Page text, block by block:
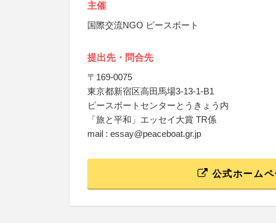
主催
国際交流NGO ピースボート
提出先・問合先
〒169-0075
東京都新宿区高田馬場3-13-1-B1
ピースボートセンターとうきょう内
「旅と平和」エッセイ大賞 TR係
mail : essay@peaceboat.gr.jp
公式ホームペ